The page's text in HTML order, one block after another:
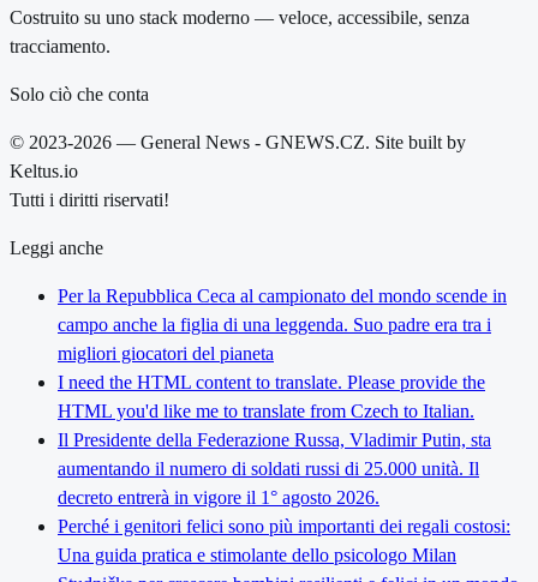
Costruito su uno stack moderno — veloce, accessibile, senza
tracciamento.
Solo ciò che conta
© 2023-2026 — General News - GNEWS.CZ. Site built by
Keltus.io
Tutti i diritti riservati!
Leggi anche
Per la Repubblica Ceca al campionato del mondo scende in
campo anche la figlia di una leggenda. Suo padre era tra i
migliori giocatori del pianeta
I need the HTML content to translate. Please provide the
HTML you'd like me to translate from Czech to Italian.
Il Presidente della Federazione Russa, Vladimir Putin, sta
aumentando il numero di soldati russi di 25.000 unità. Il
decreto entrerà in vigore il 1° agosto 2026.
Perché i genitori felici sono più importanti dei regali costosi:
Una guida pratica e stimolante dello psicologo Milan